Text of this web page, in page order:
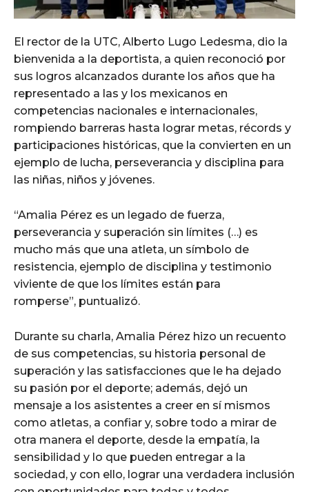
El rector de la UTC, Alberto Lugo Ledesma, dio la
bienvenida a la deportista, a quien reconoció por
sus logros alcanzados durante los años que ha
representado a las y los mexicanos en
competencias nacionales e internacionales,
rompiendo barreras hasta lograr metas, récords y
participaciones históricas, que la convierten en un
ejemplo de lucha, perseverancia y disciplina para
las niñas, niños y jóvenes.
“Amalia Pérez es un legado de fuerza,
perseverancia y superación sin límites (…) es
mucho más que una atleta, un símbolo de
resistencia, ejemplo de disciplina y testimonio
viviente de que los límites están para
romperse”, puntualizó.
Durante su charla, Amalia Pérez hizo un recuento
de sus competencias, su historia personal de
superación y las satisfacciones que le ha dejado
su pasión por el deporte; además, dejó un
mensaje a los asistentes a creer en sí mismos
como atletas, a confiar y, sobre todo a mirar de
otra manera el deporte, desde la empatía, la
sensibilidad y lo que pueden entregar a la
sociedad, y con ello, lograr una verdadera inclusión